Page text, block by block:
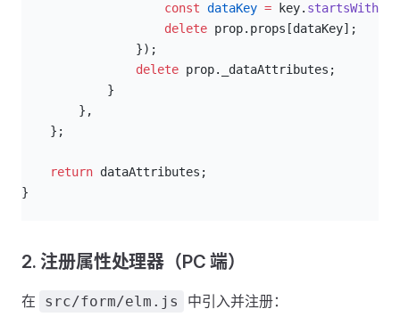
                    const
dataKey = key. startsWith
                    delete
prop.props[dataKey];
                });
                delete
prop._dataAttributes;
            }
        },
    };
return dataAttributes;
}
2. 注册属性处理器（PC 端）
在 src/form/elm.js 中引入并注册：